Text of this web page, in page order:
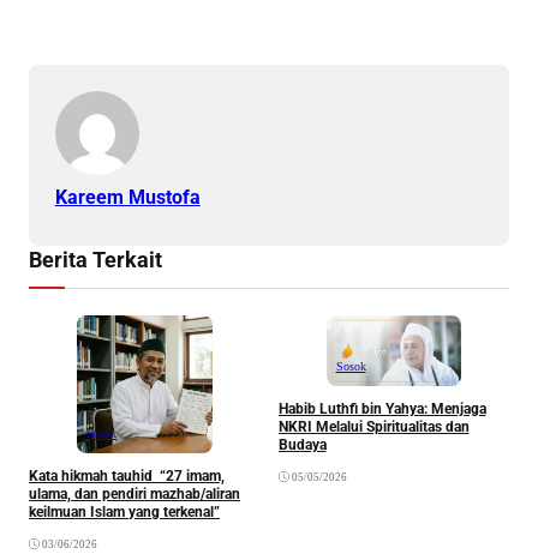
Kareem Mustofa
Berita Terkait
Sosok
Kata hikmah tauhid “27 imam,
ulama, dan pendiri mazhab/aliran
keilmuan Islam yang terkenal”
03/06/2026
Sosok
Habib Luthfi bin Yahya: Menjaga
NKRI Melalui Spiritualitas dan
Budaya
05/05/2026